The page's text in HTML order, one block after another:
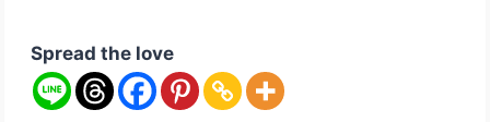
Spread the love